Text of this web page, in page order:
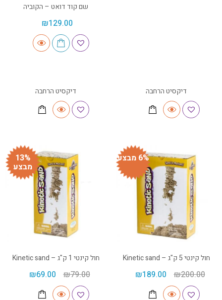
שם קוד דואט – הקוביה
₪129.00
דיקסיט הרחבה דיקסיט הרחבה
6% מבצע
חול קינטי 5 ק"ג – Kinetic sand
₪200.00
₪189.00
13%
מבצע
חול קינטי 1 ק"ג – Kinetic sand
₪79.00
₪69.00